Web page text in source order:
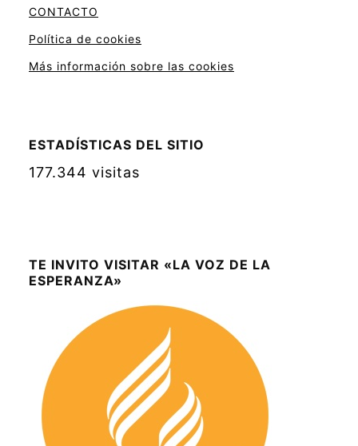
CONTACTO
Política de cookies
Más información sobre las cookies
ESTADÍSTICAS DEL SITIO
177.344 visitas
TE INVITO VISITAR «LA VOZ DE LA
ESPERANZA»